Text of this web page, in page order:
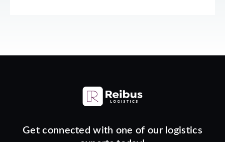
Get connected with one of our logistics